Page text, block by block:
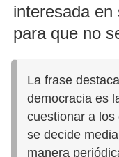
interesada
para que no
La frase
democracia es
cuestionar a
se decide
manera